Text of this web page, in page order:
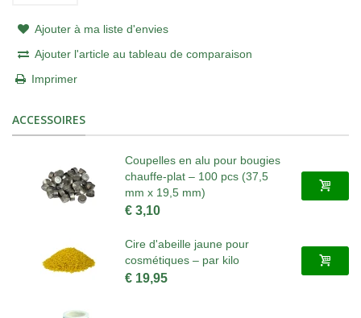
Ajouter à ma liste d'envies
Ajouter l'article au tableau de comparaison
Imprimer
ACCESSOIRES
Coupelles en alu pour bougies
chauffe-plat – 100 pcs (37,5
mm x 19,5 mm)
€ 3,10
Cire d'abeille jaune pour
cosmétiques – par kilo
€ 19,95